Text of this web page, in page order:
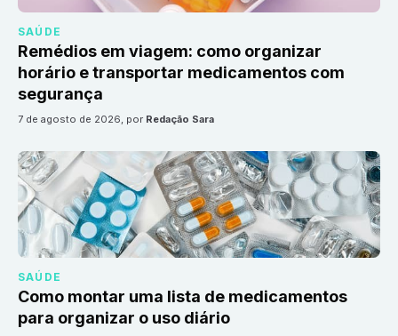
SAÚDE
Remédios em viagem: como organizar
horário e transportar medicamentos com
segurança
7 de agosto de 2026, por Redação Sara
SAÚDE
Como montar uma lista de medicamentos
para organizar o uso diário